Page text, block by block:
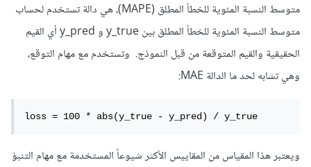
متوسط النسبة المئوية للخطأ المطلق (MAPE)، هي دالة تستخدم لحساب
متوسط النسبة المئوية للخطأ المطلق بين y_true و y_pred أي القيم
الحقيقية والقيم المتوقعة من قبل النموذج. وتستخدم مع مهام التوقع،
وهي تشابه لحد ما الدالة MAE:
loss = 100 * abs(y_true - y_pred) / y_true
ويعتبر هذا المقياس من المقاييس الأكثر شيوعاً المستخدمة مع مهام التنبؤ